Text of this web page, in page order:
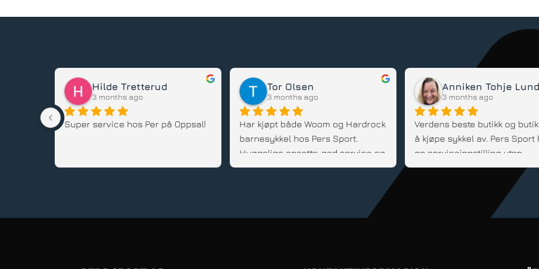
Karl Johansen
3 months ago
Guds tjeneste
Mats Dahl
6 months ago
Har kjøpt både el-lastesykkel og
flere barnesykler av Per og vi er
alltid fornøyd! Han kommer med
gode råd, er fleksibel og veldig
Dennis
6 months ago